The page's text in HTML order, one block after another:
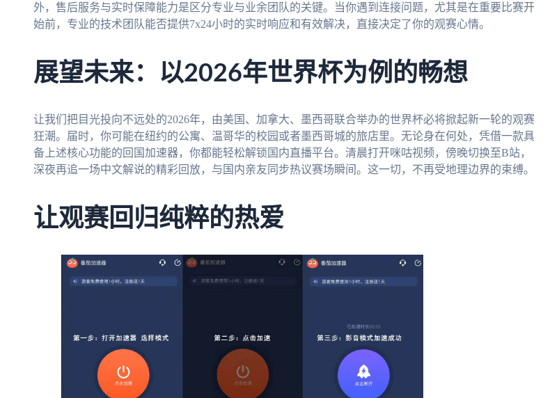
外，售后服务与实时保障能力是区分专业与业余团队的关键。当你遇到连接问题，尤其是在重要比赛开
始前，专业的技术团队能否提供7x24小时的实时响应和有效解决，直接决定了你的观赛心情。
展望未来：以2026年世界杯为例的畅想
让我们把目光投向不远处的2026年，由美国、加拿大、墨西哥联合举办的世界杯必将掀起新一轮的观赛
狂潮。届时，你可能在纽约的公寓、温哥华的校园或者墨西哥城的旅店里。无论身在何处，凭借一款具
备上述核心功能的回国加速器，你都能轻松解锁国内直播平台。清晨打开咪咕视频，傍晚切换至B站，
深夜再追一场中文解说的精彩回放，与国内亲友同步热议赛场瞬间。这一切，不再受地理边界的束缚。
让观赛回归纯粹的热爱